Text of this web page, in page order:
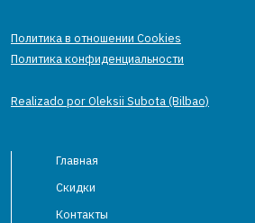
Политика в отношении Cookies
Политика конфиденциальности
Realizado por Oleksii Subota (Bilbao)
Главная
Скидки
Контакты